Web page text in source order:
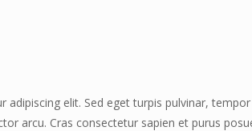
elit. Sed eget turpis pulvinar,
arcu. Cras consectetur sapien et purus